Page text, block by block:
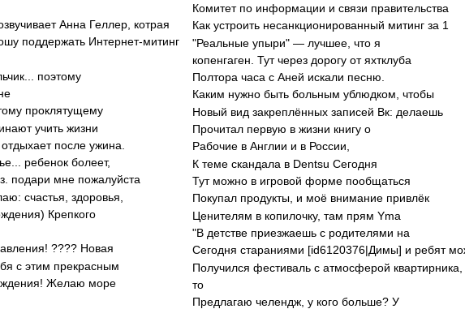
Анна Геллер, котрая
поддержать Интернет-митинг
поэтому
проклятущему
учить жизни
после ужина.
ребенок болеет,
подари мне пожалуйста
счастья, здоровья,
Крепкого
???? Открытки и поздравления! ???? Новая
с этим прекрасным
Поздравляю с днем рождения! Желаю море
Комитет по информации и связи правительства
Как устроить несанкционированный митинг за 1
"Реальные упыри" — лучшее, что я
копенгаген. Тут через дорогу от яхтклуба
Полтора часа с Аней искали песню.
Каким нужно быть больным ублюдком, чтобы
Новый вид закреплённых записей Вк: делаешь
Прочитал первую в жизни книгу о
Рабочие в Англии и в России,
К теме скандала в Dentsu Сегодня
Тут можно в игровой форме пообщаться
Покупал продукты, и моё внимание привлёк
Ценителям в копилочку, там прям Yma
"В детстве приезжаешь с родителями на
Сегодня стараниями [id6120376|Димы] и ребят
Получился фестиваль с атмосферой квартирника,
то
Предлагаю челендж, у кого больше? У